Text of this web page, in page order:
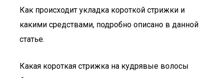
Как происходит укладка короткой стрижки и
какими средствами, подробно описано в данной
статье.
Какая короткая стрижка на кудрявые волосы